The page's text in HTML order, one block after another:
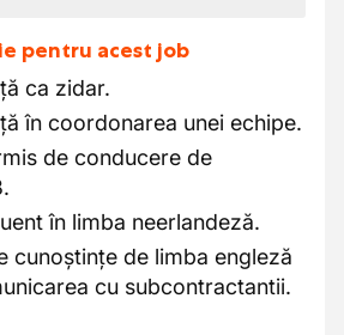
pentru acest job
ca zidar.
în coordonarea unei echipe.
de conducere de
în limba neerlandeză.
cunoștințe de limba engleză
cu subcontractantii.